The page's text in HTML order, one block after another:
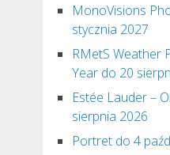
MonoVisions
stycznia 2027
RMetS Weather
Year do 20
Estée Lauder –
sierpnia 2026
Portret do 4